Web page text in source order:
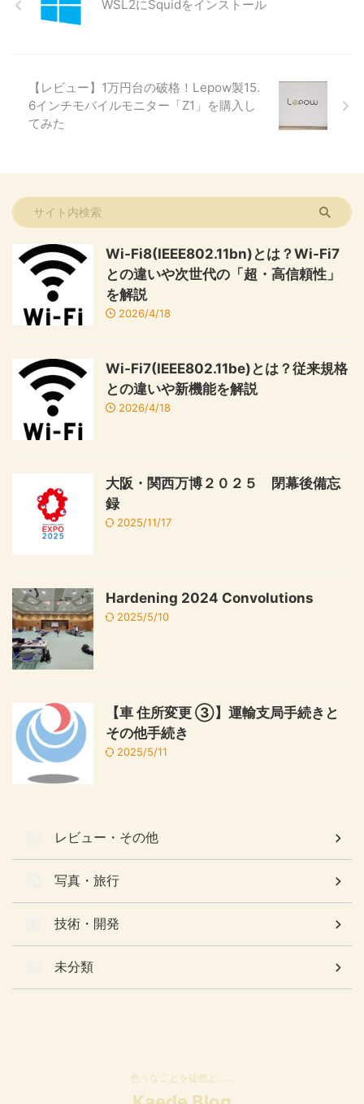
WSL2にSquidをインストール
【レビュー】1万円台の破格！Lepow製15.
6インチモバイルモニター「Z1」を購入し
てみた
Wi-Fi8(IEEE802.11bn)とは？Wi-Fi7
との違いや次世代の「超・高信頼性」
を解説
2026/4/18
Wi-Fi7(IEEE802.11be)とは？従来規格
との違いや新機能を解説
2026/4/18
大阪・関西万博２０２５ 閉幕後備忘
録
2025/11/17
Hardening 2024 Convolutions
2025/5/10
【車 住所変更 ③】運輸支局手続きと
その他手続き
2025/5/11
レビュー・その他
写真・旅行
技術・開発
未分類
色々なことを徒然と……